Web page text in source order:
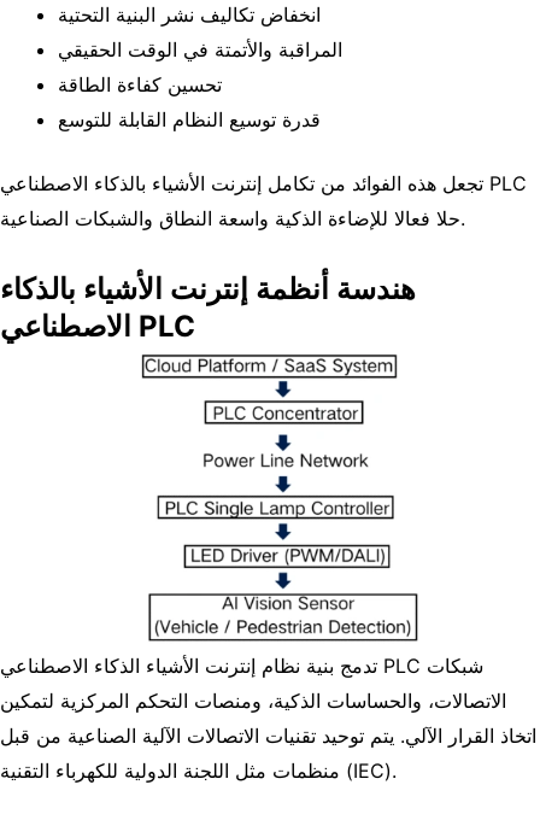
انخفاض تكاليف نشر البنية التحتية
المراقبة والأتمتة في الوقت الحقيقي
تحسين كفاءة الطاقة
قدرة توسيع النظام القابلة للتوسع
تجعل هذه الفوائد من تكامل إنترنت الأشياء بالذكاء الاصطناعي PLC
حلا فعالا للإضاءة الذكية واسعة النطاق والشبكات الصناعية.
هندسة أنظمة إنترنت الأشياء بالذكاء
الاصطناعي PLC
تدمج بنية نظام إنترنت الأشياء الذكاء الاصطناعي PLC شبكات
الاتصالات، والحساسات الذكية، ومنصات التحكم المركزية لتمكين
اتخاذ القرار الآلي. يتم توحيد تقنيات الاتصالات الآلية الصناعية من قبل
منظمات مثل اللجنة الدولية للكهرباء التقنية (IEC).